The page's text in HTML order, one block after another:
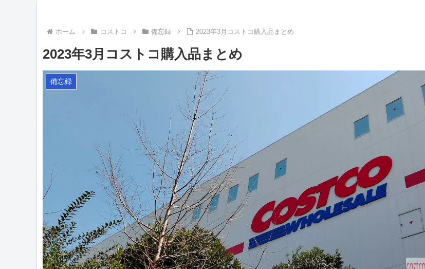
ホーム コストコ 備忘録 2023年3月コストコ購入品まとめ
2023年3月コストコ購入品まとめ
備忘録